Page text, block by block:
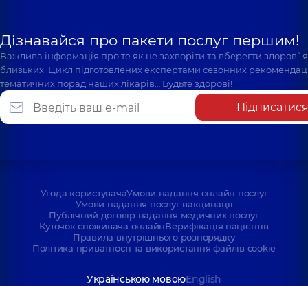
Дізнавайся про пакети послуг першим!
Важлива інформація про те як не захворіти та вберегти
близьких. Цикл підготовлених експертами сезонних
тематичних порад наших лікарів… Будьте здорові!
Підписатися
Угода користувачаУмови надання онлайн послуг
Умови надання послуг вакцинації
Публічний договір надання медичних послуг
Куточок споживача онлайнВерифікація пацієнтів
Правила внутрішнього розпорядку
Політика приватності та використання файлів cookie
Українською мовоюEnglish